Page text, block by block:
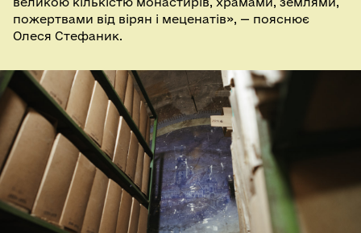
пожертвами від вірян і меценатів», — пояснює
Олеся Стефаник.